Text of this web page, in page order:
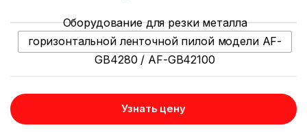
Оборудование для резки металла
горизонтальной ленточной пилой модели AF-
GB4280 / AF-GB42100
Узнать цену